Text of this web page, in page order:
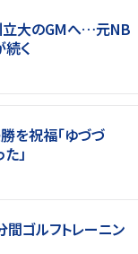
立大のGMへ…元NB
く
を祝福「ゆづづ
」
ゴルフトレーニン